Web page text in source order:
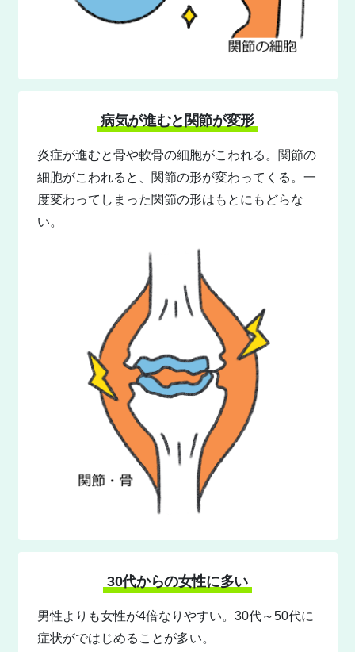
病気が進むと関節が変形
炎症が進むと骨や軟骨の細胞がこわれる。関節の
細胞がこわれると、関節の形が変わってくる。一
度変わってしまった関節の形はもとにもどらな
い。
30代からの女性に多い
男性よりも女性が4倍なりやすい。30代～50代に
症状がではじめることが多い。